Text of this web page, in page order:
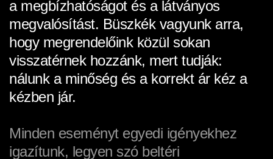
a megbízhatóságot és a látványos
megvalósítást. Büszkék vagyunk arra,
hogy megrendelőink közül sokan
visszatérnek hozzánk, mert tudják:
nálunk a minőség és a korrekt ár kéz a
kézben jár.
Minden eseményt egyedi igényekhez
igazítunk, legyen szó beltéri